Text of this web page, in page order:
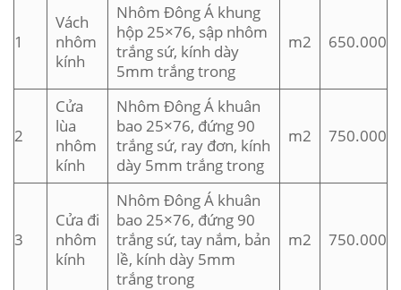
1
Vách
nhôm
kính
Nhôm Đông Á khung
hộp 25×76, sập nhôm
trắng sứ, kính dày
5mm trắng trong
m2 650.000
2
Cửa
lùa
nhôm
kính
Nhôm Đông Á khuân
bao 25×76, đứng 90
trắng sứ, ray đơn, kính
dày 5mm trắng trong
m2 750.000
3
Cửa đi
nhôm
kính
Nhôm Đông Á khuân
bao 25×76, đứng 90
trắng sứ, tay nắm, bản
lề, kính dày 5mm
trắng trong
m2 750.000